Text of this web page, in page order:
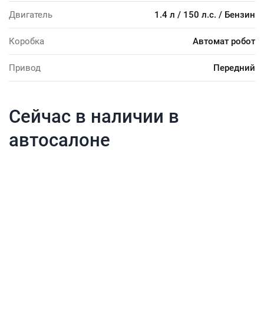
Двигатель 1.4 л / 150 л.с. / Бензин
Коробка Автомат робот
Привод Передний
Сейчас в наличии в
автосалоне